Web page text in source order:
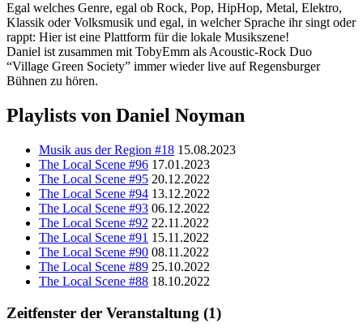
Egal welches Genre, egal ob Rock, Pop, HipHop, Metal, Elektro,
Klassik oder Volksmusik und egal, in welcher Sprache ihr singt oder
rappt: Hier ist eine Plattform für die lokale Musikszene!
Daniel ist zusammen mit TobyEmm als Acoustic-Rock Duo
“Village Green Society” immer wieder live auf Regensburger
Bühnen zu hören.
Playlists von Daniel Noyman
Musik aus der Region #18 15.08.2023
The Local Scene #96 17.01.2023
The Local Scene #95 20.12.2022
The Local Scene #94 13.12.2022
The Local Scene #93 06.12.2022
The Local Scene #92 22.11.2022
The Local Scene #91 15.11.2022
The Local Scene #90 08.11.2022
The Local Scene #89 25.10.2022
The Local Scene #88 18.10.2022
Zeitfenster der Veranstaltung (1)